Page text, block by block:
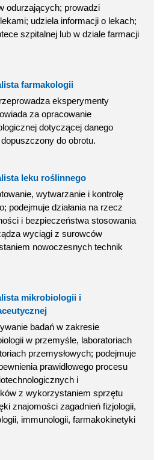
odurzających; prowadzi
udziela informacji o lekach;
szpitalnej lub w dziale farmacji
farmakologii
eksperymenty
za opracowanie
dotyczącej danego
do obrotu.
leku roślinnego
wytwarzanie i kontrolę
podejmuje działania na rzecz
i bezpieczeństwa stosowania
wyciągi z surowców
nowoczesnych technik
mikrobiologii i
badań w zakresie
w przemyśle, laboratoriach
przemysłowych; podejmuje
prawidłowego procesu
i
z wykorzystaniem sprzętu
znajomości zagadnień fizjologii,
immunologii, farmakokinetyki